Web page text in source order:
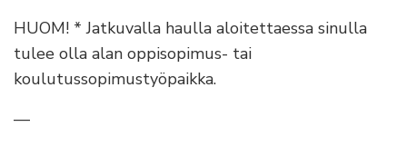
HUOM! * Jatkuvalla haulla aloitettaessa sinulla
tulee olla alan oppisopimus- tai
koulutussopimustyöpaikka.
—